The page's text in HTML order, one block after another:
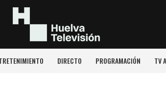
DIRECTO PROGRAMACIÓN TV